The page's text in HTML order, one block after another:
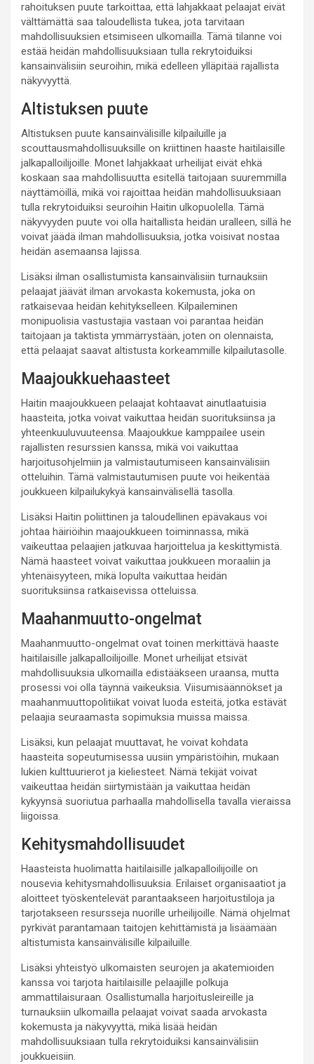
rahoituksen puute tarkoittaa, että lahjakkaat pelaajat eivät
välttämättä saa taloudellista tukea, jota tarvitaan
mahdollisuuksien etsimiseen ulkomailla. Tämä tilanne voi
estää heidän mahdollisuuksiaan tulla rekrytoiduiksi
kansainvälisiin seuroihin, mikä edelleen ylläpitää rajallista
näkyvyyttä.
Altistuksen puute
Altistuksen puute kansainvälisille kilpailuille ja
scouttausmahdollisuuksille on kriittinen haaste haitilaisille
jalkapalloilijoille. Monet lahjakkaat urheilijat eivät ehkä
koskaan saa mahdollisuutta esitellä taitojaan suuremmilla
näyttämöillä, mikä voi rajoittaa heidän mahdollisuuksiaan
tulla rekrytoiduiksi seuroihin Haitin ulkopuolella. Tämä
näkyvyyden puute voi olla haitallista heidän uralleen, sillä he
voivat jäädä ilman mahdollisuuksia, jotka voisivat nostaa
heidän asemaansa lajissa.
Lisäksi ilman osallistumista kansainvälisiin turnauksiin
pelaajat jäävät ilman arvokasta kokemusta, joka on
ratkaisevaa heidän kehitykselleen. Kilpaileminen
monipuolisia vastustajia vastaan voi parantaa heidän
taitojaan ja taktista ymmärrystään, joten on olennaista,
että pelaajat saavat altistusta korkeammille kilpailutasolle.
Maajoukkuehaasteet
Haitin maajoukkueen pelaajat kohtaavat ainutlaatuisia
haasteita, jotka voivat vaikuttaa heidän suorituksiinsa ja
yhteenkuuluvuuteensa. Maajoukkue kamppailee usein
rajallisten resurssien kanssa, mikä voi vaikuttaa
harjoitusohjelmiin ja valmistautumiseen kansainvälisiin
otteluihin. Tämä valmistautumisen puute voi heikentää
joukkueen kilpailukykyä kansainvälisellä tasolla.
Lisäksi Haitin poliittinen ja taloudellinen epävakaus voi
johtaa häiriöihin maajoukkueen toiminnassa, mikä
vaikeuttaa pelaajien jatkuvaa harjoittelua ja keskittymistä.
Nämä haasteet voivat vaikuttaa joukkueen moraaliin ja
yhtenäisyyteen, mikä lopulta vaikuttaa heidän
suorituksiinsa ratkaisevissa otteluissa.
Maahanmuutto-ongelmat
Maahanmuutto-ongelmat ovat toinen merkittävä haaste
haitilaisille jalkapalloilijoille. Monet urheilijat etsivät
mahdollisuuksia ulkomailla edistääkseen uraansa, mutta
prosessi voi olla täynnä vaikeuksia. Viisumisäännökset ja
maahanmuuttopolitiikat voivat luoda esteitä, jotka estävät
pelaajia seuraamasta sopimuksia muissa maissa.
Lisäksi, kun pelaajat muuttavat, he voivat kohdata
haasteita sopeutumisessa uusiin ympäristöihin, mukaan
lukien kulttuurierot ja kieliesteet. Nämä tekijät voivat
vaikeuttaa heidän siirtymistään ja vaikuttaa heidän
kykyynsä suoriutua parhaalla mahdollisella tavalla vieraissa
liigoissa.
Kehitysmahdollisuudet
Haasteista huolimatta haitilaisille jalkapalloilijoille on
nousevia kehitysmahdollisuuksia. Erilaiset organisaatiot ja
aloitteet työskentelevät parantaakseen harjoitustiloja ja
tarjotakseen resursseja nuorille urheilijoille. Nämä ohjelmat
pyrkivät parantamaan taitojen kehittämistä ja lisäämään
altistumista kansainvälisille kilpailuille.
Lisäksi yhteistyö ulkomaisten seurojen ja akatemioiden
kanssa voi tarjota haitilaisille pelaajille polkuja
ammattilaisuraan. Osallistumalla harjoitusleireille ja
turnauksiin ulkomailla pelaajat voivat saada arvokasta
kokemusta ja näkyvyyttä, mikä lisää heidän
mahdollisuuksiaan tulla rekrytoiduiksi kansainvälisiin
joukkueisiin.